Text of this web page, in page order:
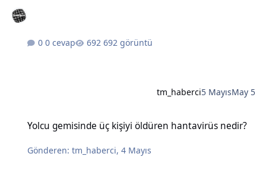
0 cevap 692 görüntü
tm_haberci5 MayısMay 5
Yolcu gemisinde üç kişiyi öldüren hantavirüs nedir?
Gönderen:tm_haberci,4 Mayıs